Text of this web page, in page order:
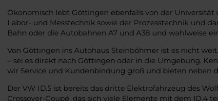
Ökonomisch lebt Göttingen ebenfalls von der
Labor- und Messtechnik sowie der Prozesstechnik und
Bahn oder die Autobahnen A7 und A38 und wahlweise
Von Göttingen ins Autohaus Steinböhmer ist es nicht
– sei es direkt nach Göttingen oder in die Umgebung.
wir Service und Kundenbindung groß und bieten neben
Der VW ID.5 ist bereits das dritte Elektrofahrzeug des
Crossover-Coupé, das sich viele Elemente mit dem ID.4